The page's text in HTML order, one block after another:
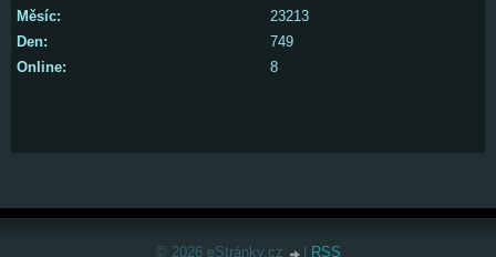
Online: 8
Měsíc:
23213
Den:
749
© 2026 eStránky.cz RSS